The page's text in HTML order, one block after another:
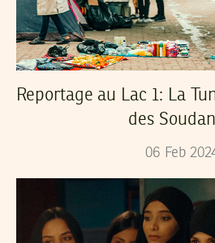
Reportage au Lac 1: La
des
06 Feb